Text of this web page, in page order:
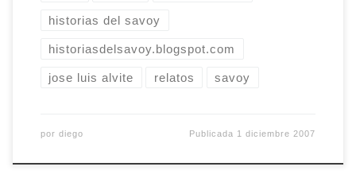
historias del savoy
historiasdelsavoy.blogspot.com
jose luis alvite relatos savoy
por diego Publicada 1 diciembre 2007